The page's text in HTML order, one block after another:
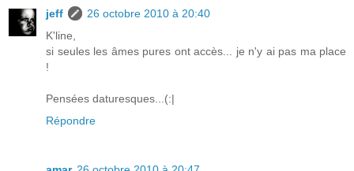
jeff
26 octobre 2010 à 20:40
K'line,
si seules les âmes pures ont accès... je n'y ai pas ma place
!
Pensées daturesques...(:|
Répondre